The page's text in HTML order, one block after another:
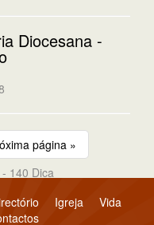
Diocesana -
página »
140 Dica
Igreja
Vida